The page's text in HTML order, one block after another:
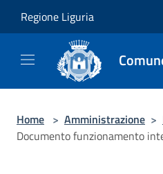
Regione Liguria
Home > Amministrazione >
Documento funzionamento